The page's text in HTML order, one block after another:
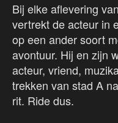
Bij elke aflevering
vertrekt de acteur in
op een ander soort
avontuur. Hij en zijn
acteur, vriend,
trekken van stad A
rit. Ride dus.